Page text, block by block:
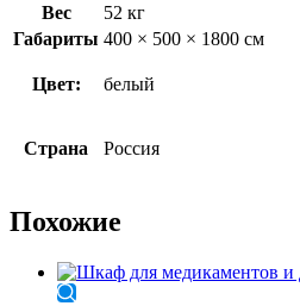
Вес
52 кг
Габариты 400 × 500 × 1800 см
Цвет: белый
Страна Россия
Похожие